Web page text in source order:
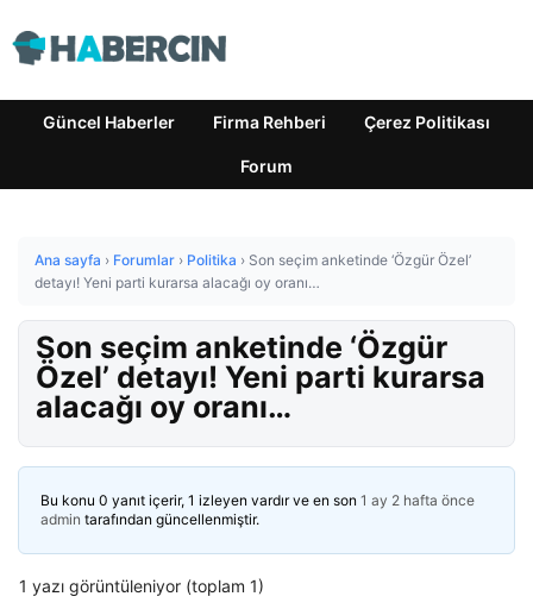
Güncel Haberler Firma Rehberi Çerez Politikası
Forum
Ana sayfa › Forumlar › Politika › Son seçim anketinde ‘Özgür Özel’
detayı! Yeni parti kurarsa alacağı oy oranı…
Son seçim anketinde ‘Özgür
Özel’ detayı! Yeni parti kurarsa
alacağı oy oranı…
Bu konu 0 yanıt içerir, 1 izleyen vardır ve en son 1 ay 2 hafta önce
admin tarafından güncellenmiştir.
1 yazı görüntüleniyor (toplam 1)